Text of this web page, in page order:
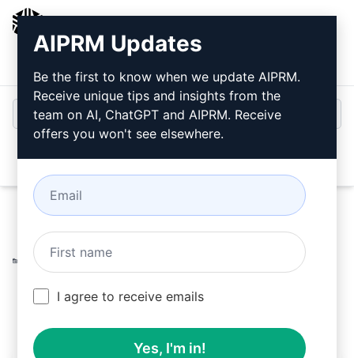
Entrar
Home / Prompts de IA
Writing
Prompts /
Campanha de Instalação de Aplicativos do
Google Ads /
Digital Marketer
March 12, 2026
AIPRM Updates
Be the first to know when we update AIPRM.
Receive unique tips and insights from the
team on AI, ChatGPT and AIPRM. Receive
offers you won't see elsewhere.
I agree to receive emails
Yes, I'm in!